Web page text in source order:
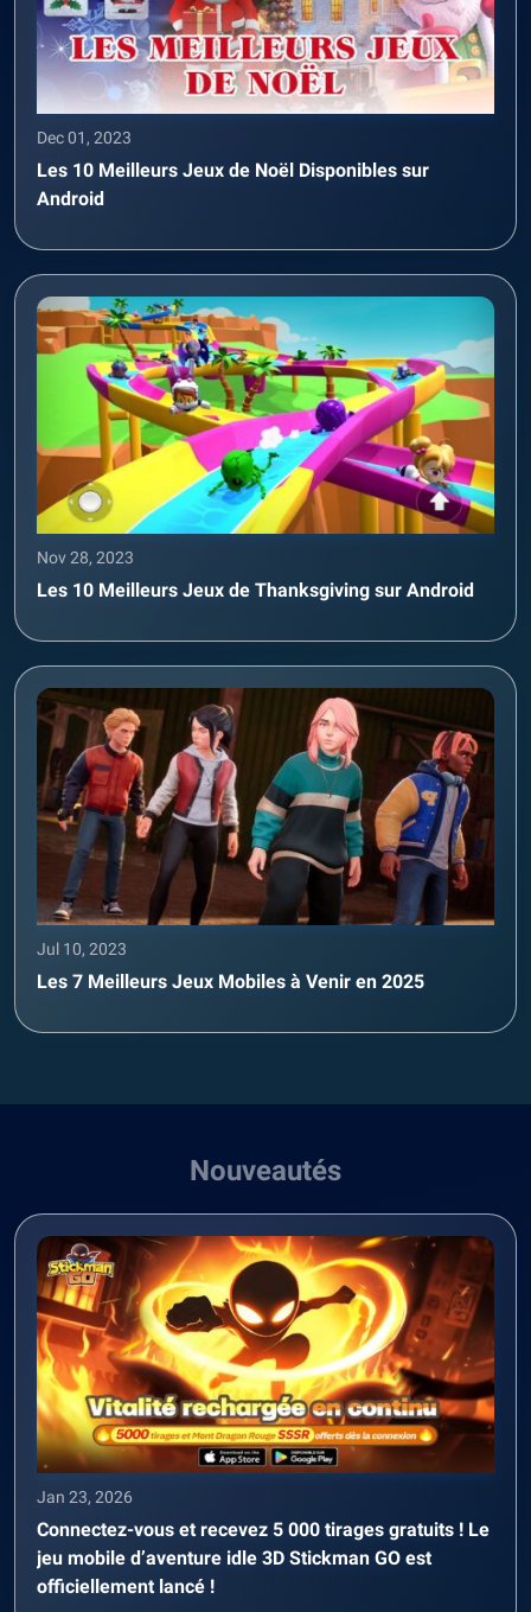
Dec 01, 2023
Les 10 Meilleurs Jeux de Noël Disponibles sur
Android
Nov 28, 2023
Les 10 Meilleurs Jeux de Thanksgiving sur Android
Jul 10, 2023
Les 7 Meilleurs Jeux Mobiles à Venir en 2025
Nouveautés
Jan 23, 2026
Connectez-vous et recevez 5 000 tirages gratuits ! Le
jeu mobile d’aventure idle 3D Stickman GO est
officiellement lancé !